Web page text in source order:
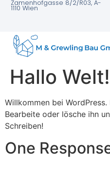
Zamenhofgasse 8/2/R03, A-
1110 Wien
Hallo Welt!
Willkommen bei
Bearbeite oder lösche ihn
Schreiben!
One